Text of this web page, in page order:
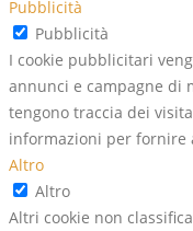
Pubblicità
Pubblicità
I cookie pubblicitari
annunci e campagne di
tengono traccia dei
informazioni per fornire
Altro
Altro
Altri cookie non